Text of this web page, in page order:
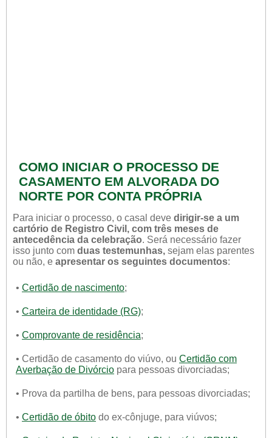
COMO INICIAR O PROCESSO DE
CASAMENTO EM ALVORADA DO
NORTE POR CONTA PRÓPRIA
Para iniciar o processo, o casal deve dirigir-se a um
cartório de Registro Civil, com três meses de
antecedência da celebração. Será necessário fazer
isso junto com duas testemunhas, sejam elas parentes
ou não, e apresentar os seguintes documentos:
• Certidão de nascimento;
• Carteira de identidade (RG);
• Comprovante de residência;
• Certidão de casamento do viúvo, ou Certidão com
Averbação de Divórcio para pessoas divorciadas;
• Prova da partilha de bens, para pessoas divorciadas;
• Certidão de óbito do ex-cônjuge, para viúvos;